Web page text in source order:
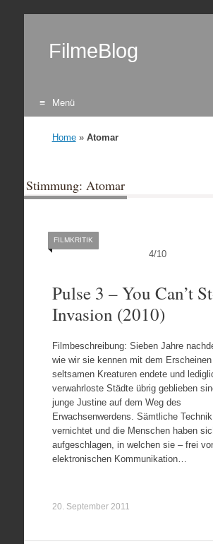
FilmeBlog
Menü
Home» Atomar
Stimmung: Atomar
4/10
FILMKRITIK
Pulse 3 – You Can’t
Invasion (2010)
Filmbeschreibung: Sieben Jahre
wie wir sie kennen mit dem
seltsamen Kreaturen endete und
verwahrloste Städte übrig geblieben
junge Justine auf dem Weg des
Erwachsenwerdens. Sämtliche
vernichtet und die Menschen haben
aufgeschlagen, in welchen sie – frei
elektronischen Kommunikation…
20. September 2011